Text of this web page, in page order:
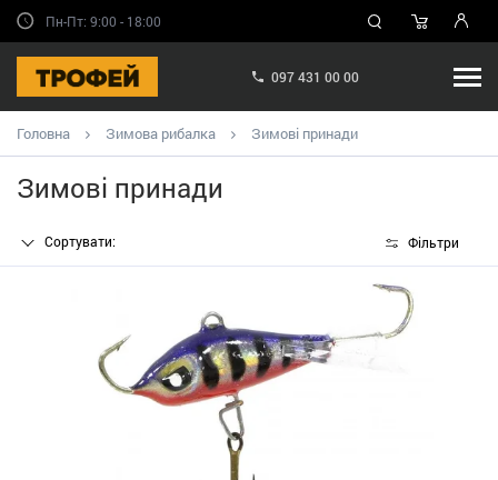
Пн-Пт: 9:00 - 18:00
097 431 00 00
Головна Зимова рибалка Зимові принади
Зимові принади
Сортувати: Фільтри